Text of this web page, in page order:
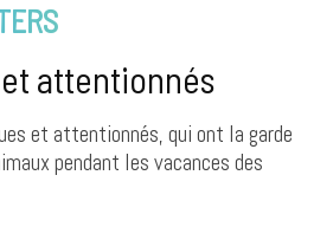
attentionnés
et attentionnés, qui ont la garde
pendant les vacances des